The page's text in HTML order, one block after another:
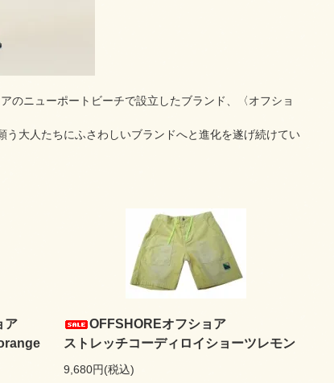
のニューポートビーチで設立したブランド、〈オフショ
大人たちにふさわしいブランドへと進化を遂げ続けてい
ア
OFFSHOREオフショア
ストレッチコーディロイショーツレモン
9,680円(税込)